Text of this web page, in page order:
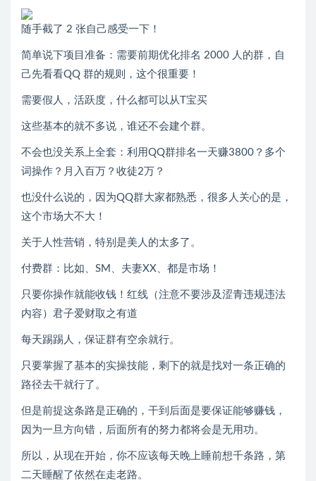
随手截了 2 张自己感受一下！
简单说下项目准备：需要前期优化排名 2000 人的群，自
己先看看QQ 群的规则，这个很重要！
需要假人，活跃度，什么都可以从T宝买
这些基本的就不多说，谁还不会建个群。
不会也没关系上全套：利用QQ群排名一天赚3800？多个
词操作？月入百万？收徒2万？
也没什么说的，因为QQ群大家都熟悉，很多人关心的是，
这个市场大不大！
关于人性营销，特别是美人的太多了。
付费群：比如、SM、夫妻XX、都是市场！
只要你操作就能收钱！红线（注意不要涉及涩青违规违法
内容）君子爱财取之有道
每天踢踢人，保证群有空余就行。
只要掌握了基本的实操技能，剩下的就是找对一条正确的
路径去干就行了。
但是前提这条路是正确的，干到后面是要保证能够赚钱，
因为一旦方向错，后面所有的努力都将会是无用功。
所以，从现在开始，你不应该每天晚上睡前想千条路，第
二天睡醒了依然在走老路。